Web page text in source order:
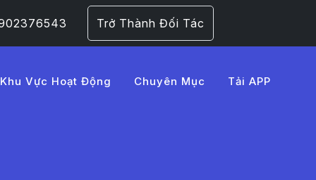
Trở Thành Đối Tác
Khu Vực Hoạt Động Chuyên Mục Tải APP